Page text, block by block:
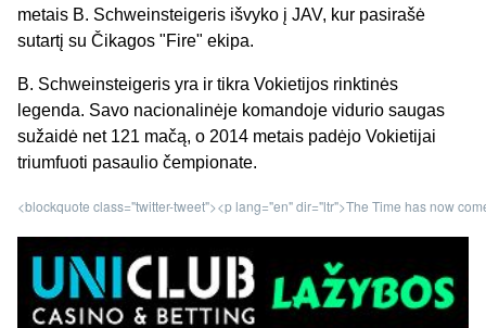
metais B. Schweinsteigeris išvyko į JAV, kur pasirašė
sutartį su Čikagos "Fire" ekipa.
B. Schweinsteigeris yra ir tikra Vokietijos rinktinės
legenda. Savo nacionalinėje komandoje vidurio saugas
sužaidė net 121 mačą, o 2014 metais padėjo Vokietijai
triumfuoti pasaulio čempionate.
<blockquote class="twitter-tweet"><p lang="en" dir="ltr">The Time has now